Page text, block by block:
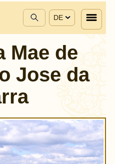
DE
Mae de
Jose da